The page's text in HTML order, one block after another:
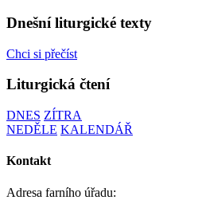
Dnešní liturgické texty
Chci si přečíst
Liturgická čtení
DNES ZÍTRA
NEDĚLE KALENDÁŘ
Kontakt
Adresa farního úřadu: